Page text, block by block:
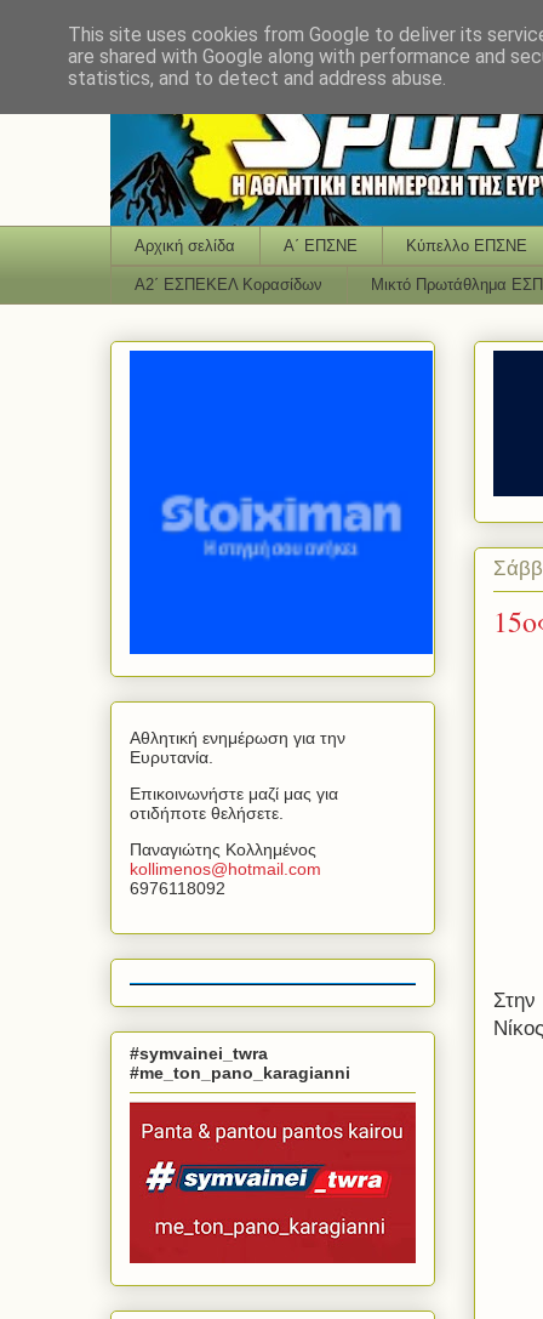
Αρχική σελίδα Α΄ ΕΠΣΝΕ Κύπελλο ΕΠΣΝΕ
Α2΄ ΕΣΠΕΚΕΛ Κορασίδων Μικτό Πρωτάθλημα
Αθλητική ενημέρωση για την
Ευρυτανία.
Επικοινωνήστε μαζί μας για
οτιδήποτε θελήσετε.
Παναγιώτης Κολλημένος
kollimenos@hotmail com
6976118092
#symvainei_twra
#me_ton_pano_karagianni
This site uses cookies from Google to deliver its
are shared with Google along with performance and
statistics, and to detect and address abuse.